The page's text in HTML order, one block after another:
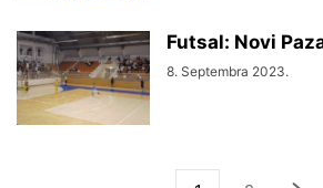
Futsal: Novi
8. Septembra 2023.